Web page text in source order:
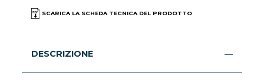
SCARICA LA SCHEDA TECNICA DEL PRODOTTO
DESCRIZIONE